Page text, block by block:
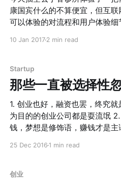
打车通过算法可以更好的调度
行率，这有很大的价值。因此
盛，为什么各大城市的公共自行
标杆的杭州据我所知，公共自行
多一点而已。对于这样一个数十
为什么最近风投纷纷进入？他们
然，一个常见的理论
康国宾什么的不算便宜，但互
可以体验的对流程和用户体验
接决定于和他们接触的空姐的响
体检项目，在被Dragon老沈的
了大致的预期，对于知乎上都能
面就来整理一些在观察中超出预期的点。 1.
液是看病N次唯一一次涂在身上温过的。 2.
风口，如果有在检查床位上方
觉得这个价格这么算也是可以理解的。 其实丁香
10 Jan 20172 min read
Startup
那些一直被选择性
1. 创业也好，融资也罢，终究
为目的的创业公司都是耍流氓 2. 创业公司所谓有梦想的赚
钱，梦想是修饰语，赚钱才是主语 3. 如果目的不是赚
年后升级了操作系统 之后，或许不是一个问题。所以平常
25 Dec 2016 1 min read
创业